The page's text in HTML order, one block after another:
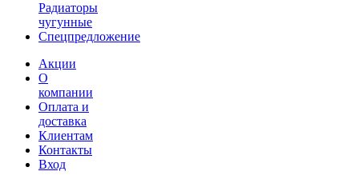
Радиаторы
чугунные
Спецпредложение
Акции
О
компании
Оплата и
доставка
Клиентам
Контакты
Вход